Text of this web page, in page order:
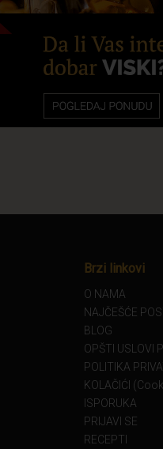
Brzi linkovi
O NAMA
NAJČEŠĆE
BLOG
OPŠTI USLOVI
POLITIKA
KOLAČIĆI
ISPORUKA
PRIJAVI SE
RECEPTI